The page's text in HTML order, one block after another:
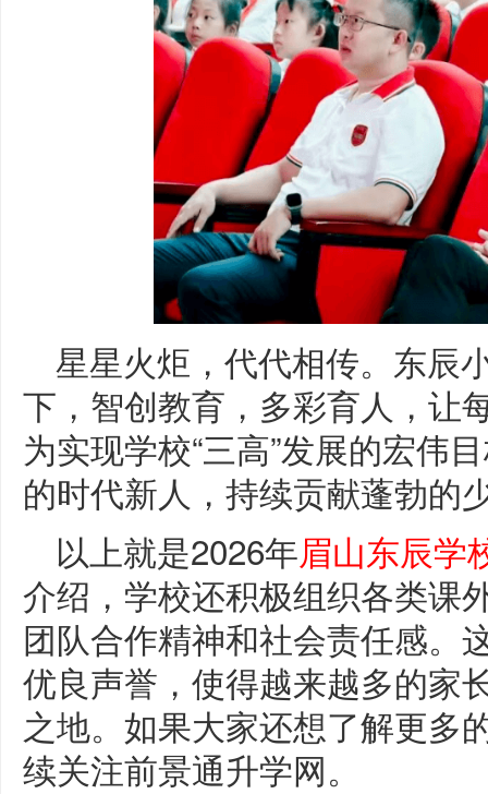
星星火炬，代代相传。东辰
下，智创教育，多彩育人，让
为实现学校“三高”发展的宏伟
的时代新人，持续贡献蓬勃的
以上就是2026年眉山东辰学
介绍，学校还积极组织各类课
团队合作精神和社会责任感。
优良声誉，使得越来越多的家
之地。如果大家还想了解更多
续关注前景通升学网。